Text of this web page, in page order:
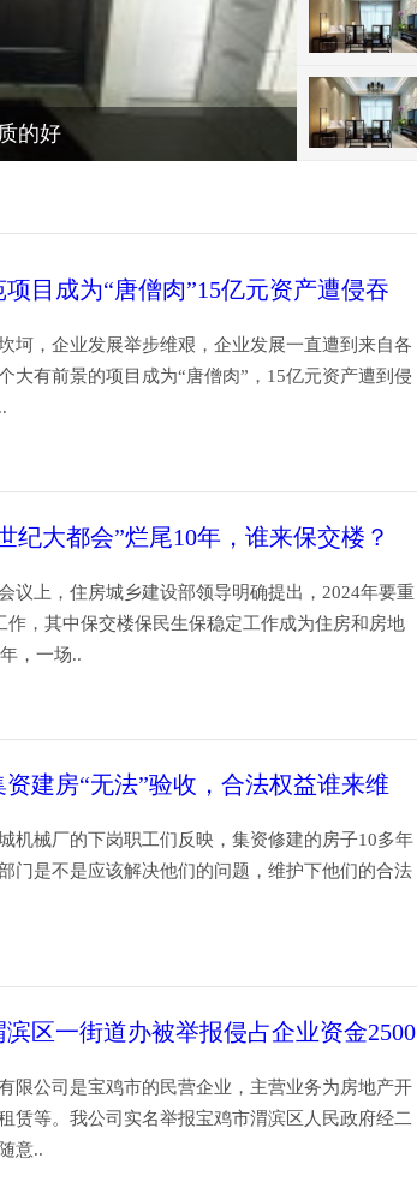
种类
目成为“唐僧肉”15亿元资产遭侵吞
坷，企业发展举步维艰，企业发展一直遭到来自各
大有前景的项目成为“唐僧肉”，15亿元资产遭到侵
..
纪大都会”烂尾10年，谁来保交楼？
议上，住房城乡建设部领导明确提出，2024年要重
作，其中保交楼保民生保稳定工作成为住房和房地
年，一场..
建房“无法”验收，合法权益谁来维
机械厂的下岗职工们反映，集资修建的房子10多年
门是不是应该解决他们的问题，维护下他们的合法
区一街道办被举报侵占企业资金2500
限公司是宝鸡市的民营企业，主营业务为房地产开
赁等。我公司实名举报宝鸡市渭滨区人民政府经二
随意..